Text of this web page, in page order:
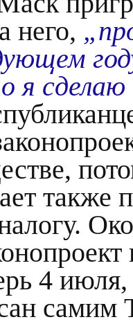
него,
я
также
4
самим